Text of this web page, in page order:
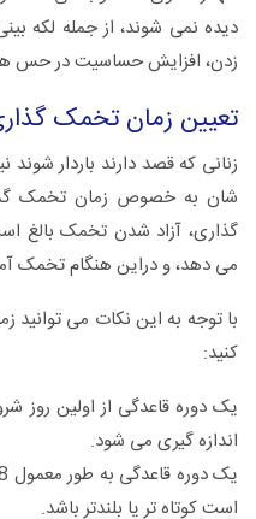
دیده نمی شوند، از جمله لکه
زدن، افزایش حساسیت در حس
تعیین زمان تخمک
زنانی که قصد دارند باردار شوند
شان به خصوص زمان تخمک
گذاری، آزاد شدن تخمک بالغ
می دهد، و دراین هنگام تخمک
با توجه به این نکات می توانید
کنید:
یک دوره قاعدگی از اولین روز
اندازه گیری می شود.
است کوتاه تر یا بلندتر باشد.